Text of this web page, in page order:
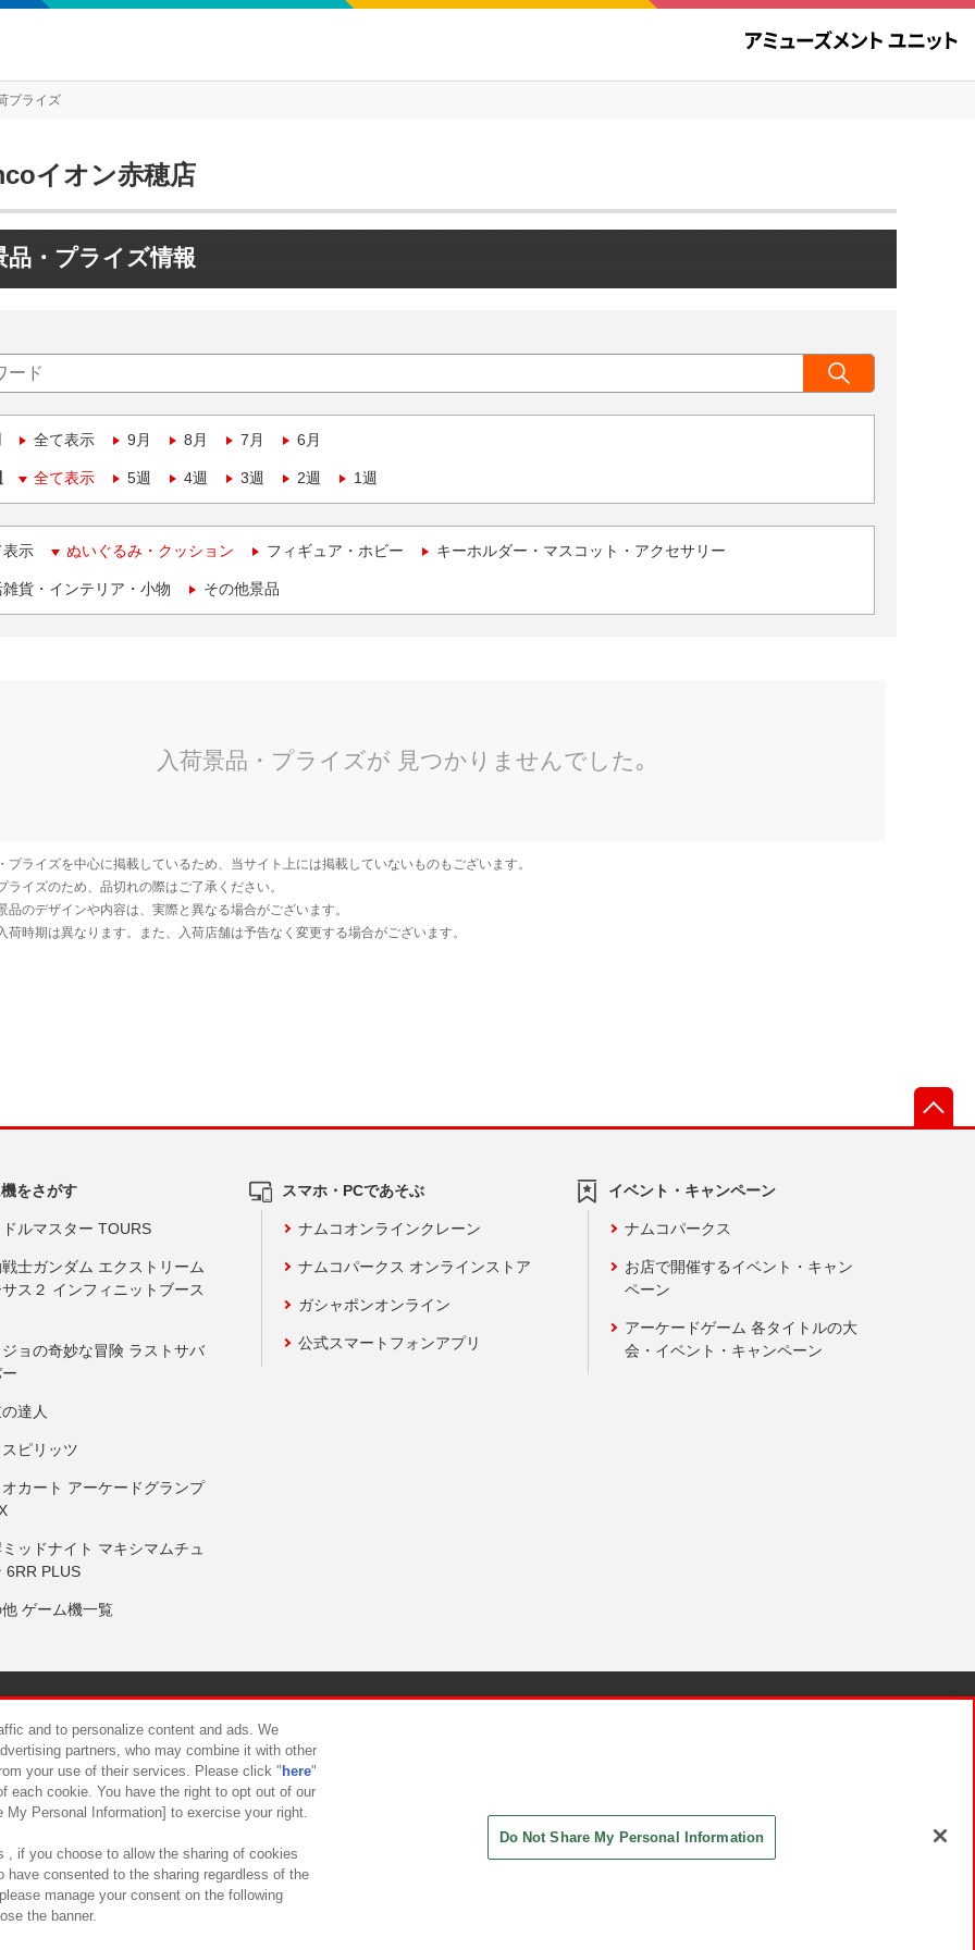
プライズ
イオン赤穂店
品・プライズ情報
全て表示 9月 8月 7月 6月
全て表示 5週 4週 3週 2週 1週
表示 ぬいぐるみ・クッション フィギュア・ホビー キーホルダー・マスコット・アクセサリー
貨・インテリア・小物 その他景品
をさがす
ルマスター TOURS
士ガンダム エクストリーム
ス２ インフィニットブース
ョの奇妙な冒険 ラストサバ
達人
ピリッツ
カート アーケードグランプ
ッドナイト マキシマムチュ
6RR PLUS
ゲーム機一覧
スマホ・PCであそぶ
ナムコオンラインクレーン
ナムコパークス オンラインストア
ガシャポンオンライン
公式スマートフォンアプリ
イベント・キャンペーン
ナムコパークス
お店で開催するイベント・キャン
ペーン
アーケードゲーム 各タイトルの大
会・イベント・キャンペーン
について カスタマーハラスメント対応方針
and to personalize content and ads. We
partners, who may combine it with other
your use of their services. Please click " here"
each cookie. You have the right to opt out of our
Personal Information] to exercise your right.
, if you choose to allow the sharing of cookies
have consented to the sharing regardless of the
manage your consent on the following
the banner.
Do Not Share My Personal Information